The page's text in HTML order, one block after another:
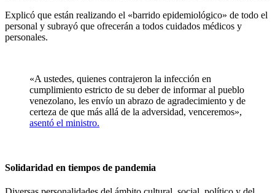
Explicó que están realizando el «barrido epidemiológico» de todo el
personal y subrayó que ofrecerán a todos cuidados médicos y
personales.
«A ustedes, quienes contrajeron la infección en
cumplimiento estricto de su deber de informar al pueblo
venezolano, les envío un abrazo de agradecimiento y de
certeza de que más allá de la adversidad, venceremos»,
asentó el ministro.
Solidaridad en tiempos de pandemia